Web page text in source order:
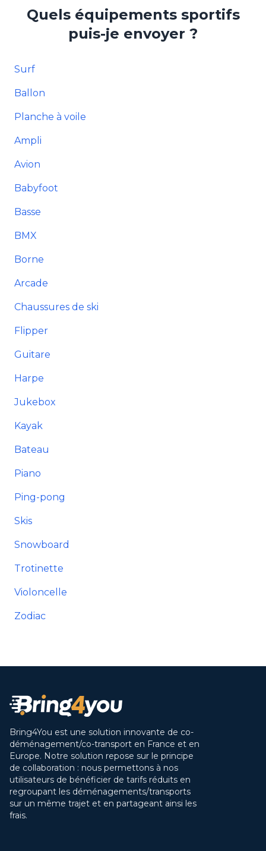
Quels équipements sportifs
puis-je envoyer ?
Surf
Ballon
Planche à voile
Ampli
Avion
Babyfoot
Basse
BMX
Borne
Arcade
Chaussures de ski
Flipper
Guitare
Harpe
Jukebox
Kayak
Bateau
Piano
Ping-pong
Skis
Snowboard
Trotinette
Violoncelle
Zodiac
Bring4You est une solution innovante de co-
déménagement/co-transport en France et en
Europe. Notre solution repose sur le principe
de collaboration : nous permettons à nos
utilisateurs de bénéficier de tarifs réduits en
regroupant les déménagements/transports
sur un même trajet et en partageant ainsi les
frais.